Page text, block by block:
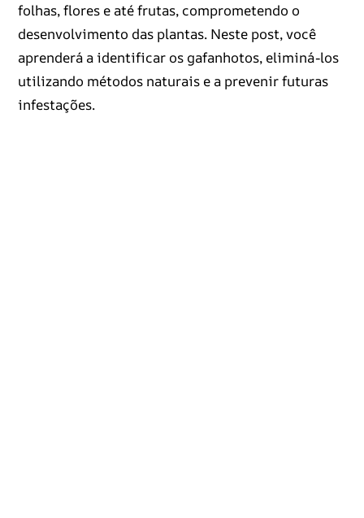
folhas, flores e até frutas, comprometendo o
desenvolvimento das plantas. Neste post, você
aprenderá a identificar os gafanhotos, eliminá-los
utilizando métodos naturais e a prevenir futuras
infestações.